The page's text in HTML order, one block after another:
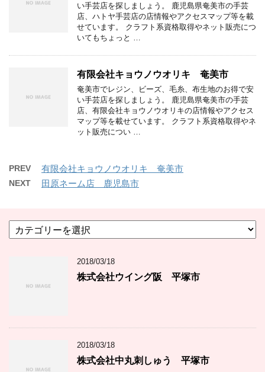
い手芸店を探しましょう。 鹿児島県奄美市の手芸
店、ハトヤ手芸店の店情報やアクセスマップ等を載
せています。 クラフト系資格取得やネット販売につ
いてもちょっと …
有限会社キョウノウオリキ 奄美市
奄美市でレジン、ビーズ、毛糸、布生地のお得で安
い手芸店を探しましょう。 鹿児島県奄美市の手芸
店、有限会社キョウノウオリキの店情報やアクセス
マップ等を載せています。 クラフト系資格取得やネ
ット販売につい …
PREV 有限会社キョウノウオリキ 奄美市
NEXT 田原ネーム店 鹿児島市
テ
2018/03/18
株式会社ウイング阪 平塚市
2018/03/18
株式会社中丸刺しゅう 平塚市